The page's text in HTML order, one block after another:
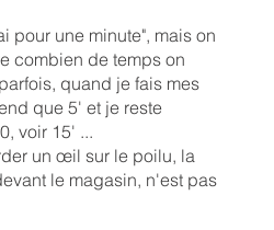
pour une minute", mais on
combien de temps on
quand je fais mes
que 5' et je reste
voir 15' ...
un œil sur le poilu, la
le magasin, n'est pas